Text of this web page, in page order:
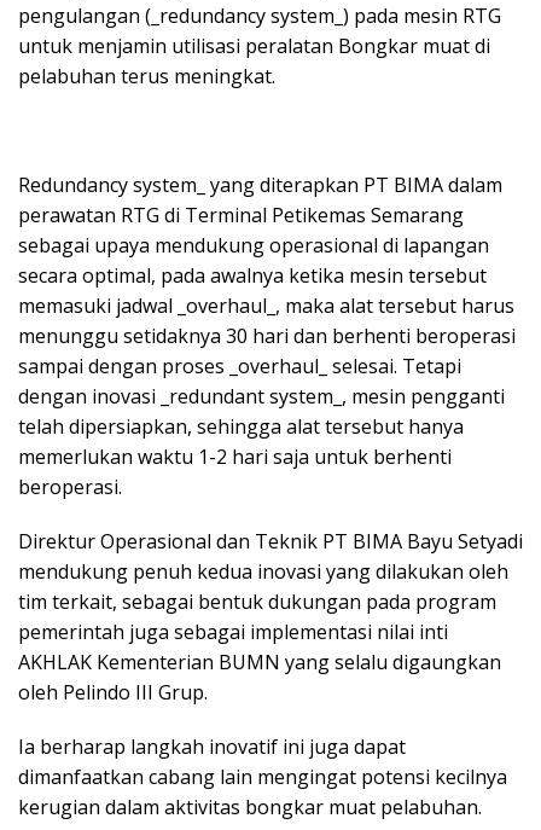
pengulangan (_redundancy system_) pada mesin RTG
untuk menjamin utilisasi peralatan Bongkar muat di
pelabuhan terus meningkat.
Redundancy system_ yang diterapkan PT BIMA dalam
perawatan RTG di Terminal Petikemas Semarang
sebagai upaya mendukung operasional di lapangan
secara optimal, pada awalnya ketika mesin tersebut
memasuki jadwal _overhaul_, maka alat tersebut harus
menunggu setidaknya 30 hari dan berhenti beroperasi
sampai dengan proses _overhaul_ selesai. Tetapi
dengan inovasi _redundant system_, mesin pengganti
telah dipersiapkan, sehingga alat tersebut hanya
memerlukan waktu 1-2 hari saja untuk berhenti
beroperasi.
Direktur Operasional dan Teknik PT BIMA Bayu Setyadi
mendukung penuh kedua inovasi yang dilakukan oleh
tim terkait, sebagai bentuk dukungan pada program
pemerintah juga sebagai implementasi nilai inti
AKHLAK Kementerian BUMN yang selalu digaungkan
oleh Pelindo III Grup.
Ia berharap langkah inovatif ini juga dapat
dimanfaatkan cabang lain mengingat potensi kecilnya
kerugian dalam aktivitas bongkar muat pelabuhan.